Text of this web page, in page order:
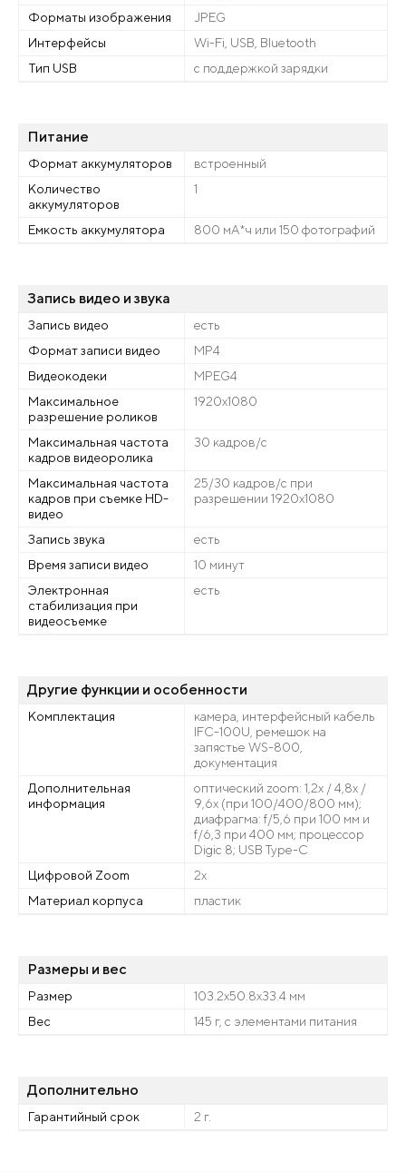
Форматы изображения
JPEG
Интерфейсы
Wi-Fi, USB, Bluetooth
Тип USB
с поддержкой зарядки
Питание
Формат аккумуляторов
встроенный
Количество
аккумуляторов
1
Емкость аккумулятора 800 мА*ч или 150 фотографий
Запись видео и звука
Запись видео
есть
Формат записи видео
MP4
Видеокодеки
MPEG4
Максимальное
разрешение роликов
1920x1080
Максимальная частота
кадров видеоролика
30 кадров/с
Максимальная частота
кадров при съемке HD-
видео
25/30 кадров/с при
разрешении 1920x1080
Запись звука
есть
Время записи видео
10 минут
Электронная
стабилизация при
видеосъемке
есть
Другие функции и особенности
Комплектация
камера, интерфейсный кабель
IFC-100U, ремешок на
запястье WS-800,
документация
Дополнительная
информация
оптический zoom: 1,2x / 4,8x /
9,6x (при 100/400/800 мм);
диафрагма: f/5,6 при 100 мм и
f/6,3 при 400 мм; процессор
Digic 8; USB Type-C
Цифровой Zoom
2x
Материал корпуса
пластик
Размеры и вес
Размер
103.2x50.8x33.4 мм
Вес
145 г, с элементами питания
Дополнительно
Гарантийный срок 2 г.